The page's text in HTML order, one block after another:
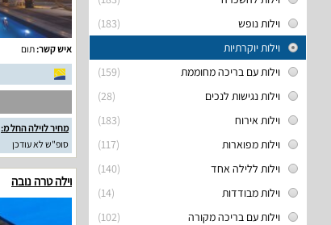
(183)
וילות נופש
וילות יוקרתיות
(159)
וילות עם בריכה מחוממת
(28)
וילות נגישות לנכים
(183)
וילות אירוח
(117)
וילות מפוארות
(140)
וילות ללילה אחד
(14)
וילות מבודדות
(102)
וילות עם בריכה מקורה
איש קשר:תום
מחיר לוילה החל מ:
סופ"ש לא עודכן
וילה טרה נובה